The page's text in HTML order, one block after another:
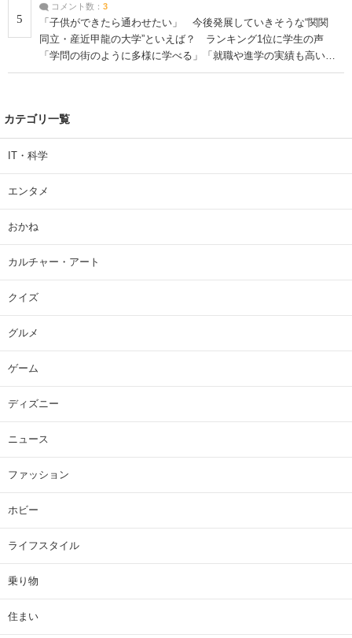
5
コメント数： 3
「子供ができたら通わせたい」 今後発展していきそうな“関関
同立・産近甲龍の大学”といえば？ ランキング1位に学生の声
「学問の街のように多様に学べる」「就職や進学の実績も高い」
| 大学 ねとらぼリサーチ
カテゴリ一覧
IT・科学
エンタメ
おかね
カルチャー・アート
クイズ
グルメ
ゲーム
ディズニー
ニュース
ファッション
ホビー
ライフスタイル
乗り物
住まい